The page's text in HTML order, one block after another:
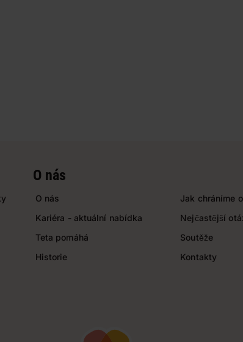
O nás
O nás
Kariéra - aktuální nabídka
Teta pomáhá
Historie
Jak chráníme
Nejčastější
Soutěže
Kontakty